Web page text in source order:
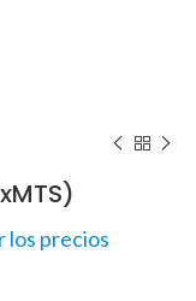
los precios